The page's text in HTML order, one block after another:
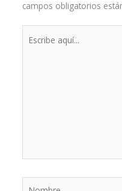
campos obligatorios
Nombre